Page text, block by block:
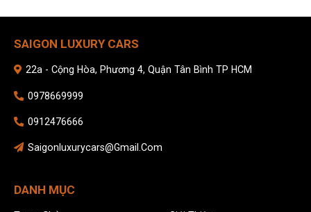
SAIGON LUXURY CARS
22a - Cộng Hòa, Phương 4, Quận Tân Bình TP HCM
0978669999
0912476666
Saigonluxurycars@gmail.com
DANH MỤC